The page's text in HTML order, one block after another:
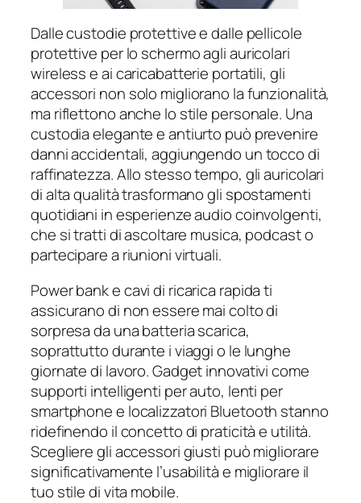
Dalle custodie protettive e dalle pellicole
protettive per lo schermo agli auricolari
wireless e ai caricabatterie portatili, gli
accessori non solo migliorano la funzionalità,
ma riflettono anche lo stile personale. Una
custodia elegante e antiurto può prevenire
danni accidentali, aggiungendo un tocco di
raffinatezza. Allo stesso tempo, gli auricolari
di alta qualità trasformano gli spostamenti
quotidiani in esperienze audio coinvolgenti,
che si tratti di ascoltare musica, podcast o
partecipare a riunioni virtuali.
Power bank e cavi di ricarica rapida ti
assicurano di non essere mai colto di
sorpresa da una batteria scarica,
soprattutto durante i viaggi o le lunghe
giornate di lavoro. Gadget innovativi come
supporti intelligenti per auto, lenti per
smartphone e localizzatori Bluetooth stanno
ridefinendo il concetto di praticità e utilità.
Scegliere gli accessori giusti può migliorare
significativamente l’usabilità e migliorare il
tuo stile di vita mobile.